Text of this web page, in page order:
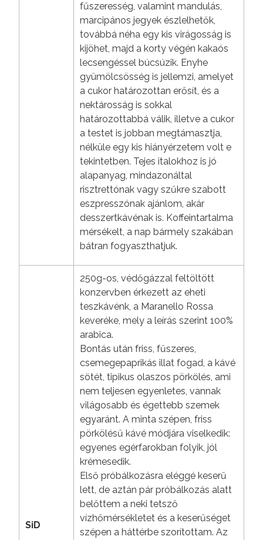
fűszeresség, valamint mandulás,
marcipános jegyek észlelhetők,
továbbá néha egy kis virágosság is
kijöhet, majd a korty végén kakaós
lecsengéssel búcsúzik. Enyhe
gyümölcsösség is jellemzi, amelyet
a cukor határozottan erősít, és a
nektárosság is sokkal
határozottabbá válik, illetve a cukor
a testet is jobban megtámasztja,
nélküle egy kis hiányérzetem volt e
tekintetben. Tejes italokhoz is jó
alapanyag, mindazonáltal
risztrettónak vagy szűkre szabott
eszpresszónak ajánlom, akár
desszertkávénak is. Koffeintartalma
mérsékelt, a nap bármely szakában
bátran fogyaszthatjuk.
SiD
250g-os, védőgázzal feltöltött
konzervben érkezett az eheti
teszkávénk, a Maranello Rossa
keveréke, mely a leírás szerint 100%
arabica.
Bontás után friss, fűszeres,
csemegepaprikás illat fogad, a kávé
sötét, tipikus olaszos pörkölés, ami
nem teljesen egyenletes, vannak
világosabb és égettebb szemek
egyaránt. A minta szépen, friss
pörkölésű kávé módjára viselkedik:
egyenes egérfarokban folyik, jól
krémesedik.
Első próbálkozásra eléggé keserű
lett, de aztán pár próbálkozás alatt
belőttem a neki tetsző
vízhőmérsékletet és a keserűséget
szépen a háttérbe szorítottam. Az